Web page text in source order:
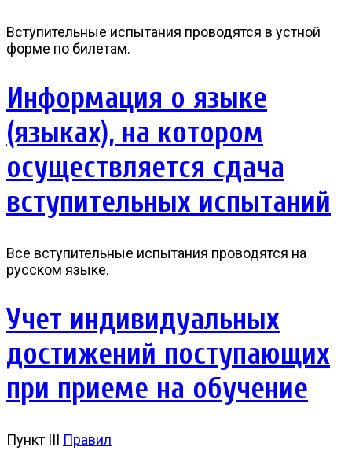
Вступительные испытания проводятся в устной
форме по билетам.
Информация о языке
(языках), на котором
осуществляется сдача
вступительных испытаний
Все вступительные испытания проводятся на
русском языке.
Учет индивидуальных
достижений поступающих
при приеме на обучение
Пункт III Правил